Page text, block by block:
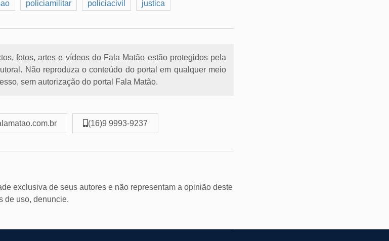
policiamilitar policiacivil justica
fotos, artes e vídeos do Fala Matão estão protegidos pela
Não reproduza o conteúdo do portal em qualquer meio
sem autorização do portal Fala Matão.
(16)9 9993-9237
exclusiva de seus autores e não representam a opinião deste
de uso, denuncie.